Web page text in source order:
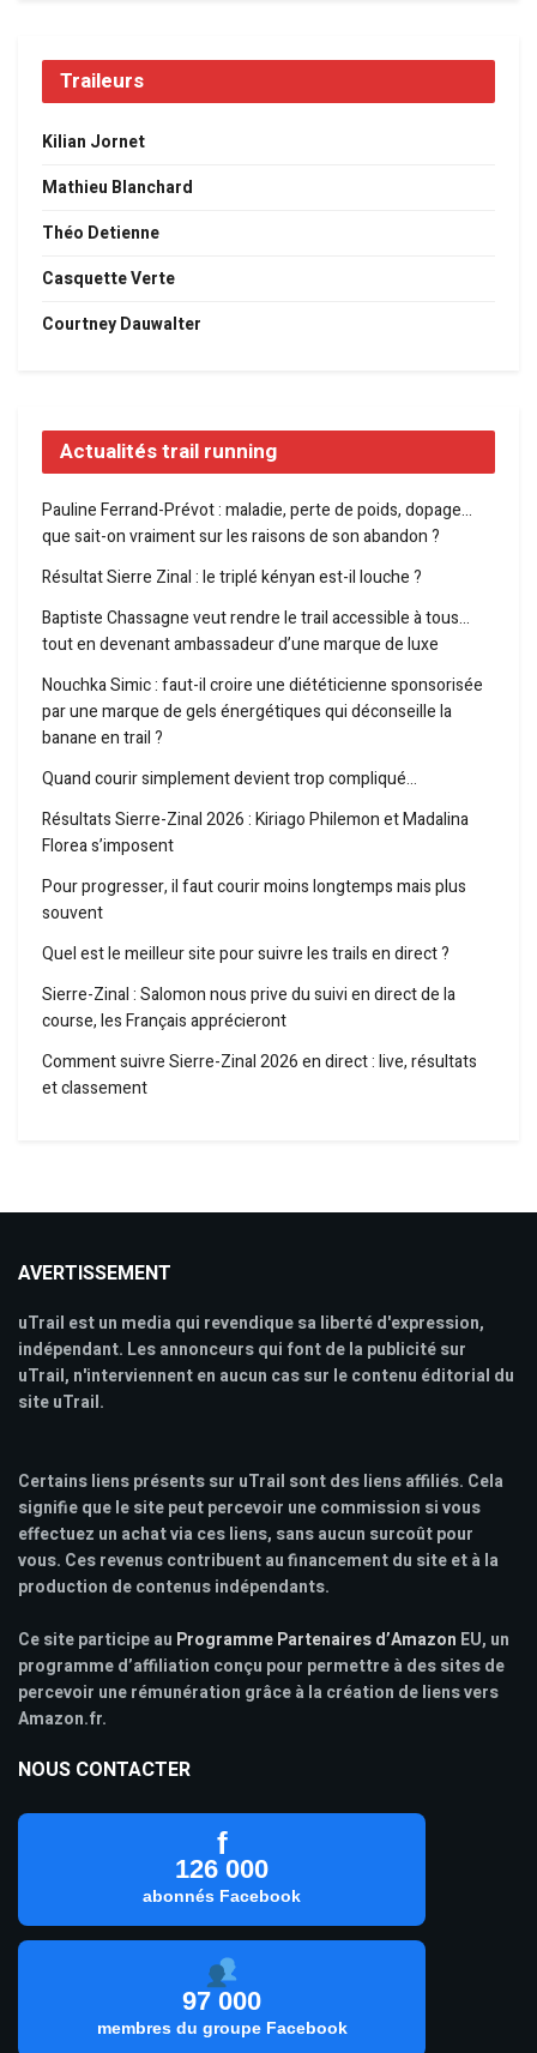
Traileurs
Kilian Jornet
Mathieu Blanchard
Théo Detienne
Casquette Verte
Courtney Dauwalter
Actualités trail running
Pauline Ferrand-Prévot : maladie, perte de poids, dopage…
que sait-on vraiment sur les raisons de son abandon ?
Résultat Sierre Zinal : le triplé kényan est-il louche ?
Baptiste Chassagne veut rendre le trail accessible à tous…
tout en devenant ambassadeur d’une marque de luxe
Nouchka Simic : faut-il croire une diététicienne sponsorisée
par une marque de gels énergétiques qui déconseille la
banane en trail ?
Quand courir simplement devient trop compliqué…
Résultats Sierre-Zinal 2026 : Kiriago Philemon et Madalina
Florea s’imposent
Pour progresser, il faut courir moins longtemps mais plus
souvent
Quel est le meilleur site pour suivre les trails en direct ?
Sierre-Zinal : Salomon nous prive du suivi en direct de la
course, les Français apprécieront
Comment suivre Sierre-Zinal 2026 en direct : live, résultats
et classement
AVERTISSEMENT
uTrail est un media qui revendique sa liberté d'expression,
indépendant. Les annonceurs qui font de la publicité sur
uTrail, n'interviennent en aucun cas sur le contenu éditorial du
site uTrail.
Certains liens présents sur uTrail sont des liens affiliés. Cela
signifie que le site peut percevoir une commission si vous
effectuez un achat via ces liens, sans aucun surcoût pour
vous. Ces revenus contribuent au financement du site et à la
production de contenus indépendants.
Ce site participe au Programme Partenaires d’Amazon EU, un
programme d’affiliation conçu pour permettre à des sites de
percevoir une rémunération grâce à la création de liens vers
Amazon.fr.
NOUS CONTACTER
f
126 000
abonnés Facebook
97 000
membres du groupe Facebook